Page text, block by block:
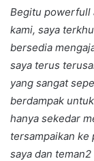
Begitu powerfull
kami, saya
bersedia
saya terus
yang sangat
berdampak
hanya sekedar
tersampaikan ke
saya dan